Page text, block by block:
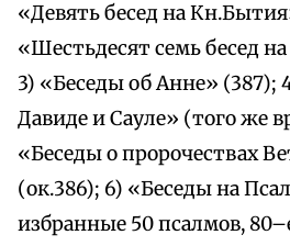
«Девять бесед на
«Шестьдесят семь бесед
3) «Беседы об Анне» (387);
Давиде и Сауле» (того же
«Беседы о пророчествах
(ок.386); 6) «Беседы на
избранные 50 псалмов,